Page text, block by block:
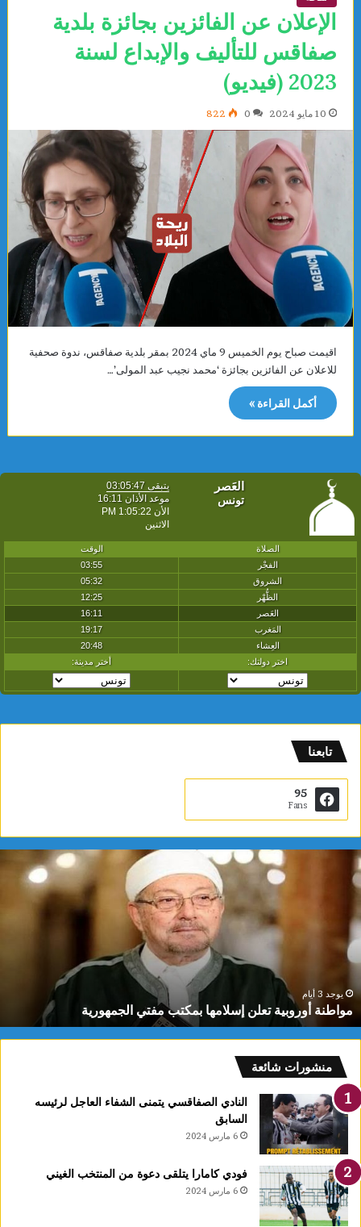
الإعلان عن الفائزين بجائزة بلدية
صفاقس للتأليف والإبداع لسنة
2023 (فيديو)
10 مايو 2024 0
822
اقيمت صباح يوم الخميس 9 ماي 2024 بمقر بلدية صفاقس، ندوة صحفية
للاعلان عن الفائزين بجائزة ‘محمد نجيب عبد المولى’…
أكمل القراءة »
تابعنا
95
Fans
م
و
ا
ط
ن
ة
ر
ب
ي
ع
ل
س
ل
يوجد 3 أيام
مواطنة أوروبية تعلن إسلامها بمكتب مفتي الجمهورية
منشورات شائعة
النادي الصفاقسي يتمنى الشفاء العاجل لرئيسه
السابق
6 مارس 2024
فودي كامارا يتلقى دعوة من المنتخب الغيني
6 مارس 2024